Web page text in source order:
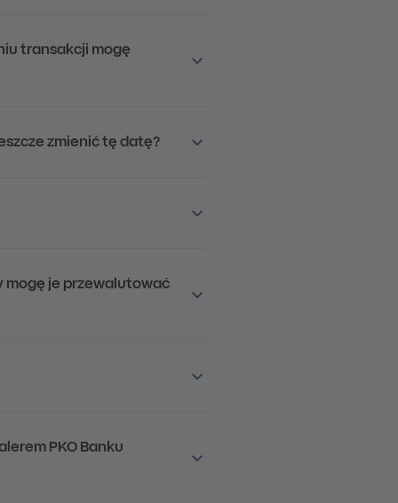
transakcji mogę
zmienić tę datę?
mogę je przewalutować
PKO Banku